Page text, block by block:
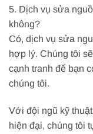
5. Dịch vụ sửa
không?
Có, dịch vụ sửa
hợp lý. Chúng tôi
cạnh tranh để bạn
chúng tôi.
Với đội ngũ kỹ
hiện đại, chúng tôi